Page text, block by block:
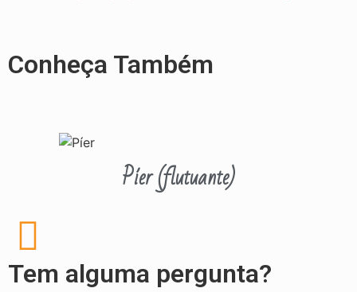
Conheça Também
Píer (flutuante)
Tem alguma pergunta?